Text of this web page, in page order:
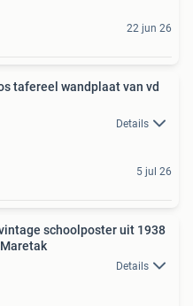
22 jun 26
tafereel wandplaat van vd
Details
5 jul 26
schoolposter uit 1938
Details